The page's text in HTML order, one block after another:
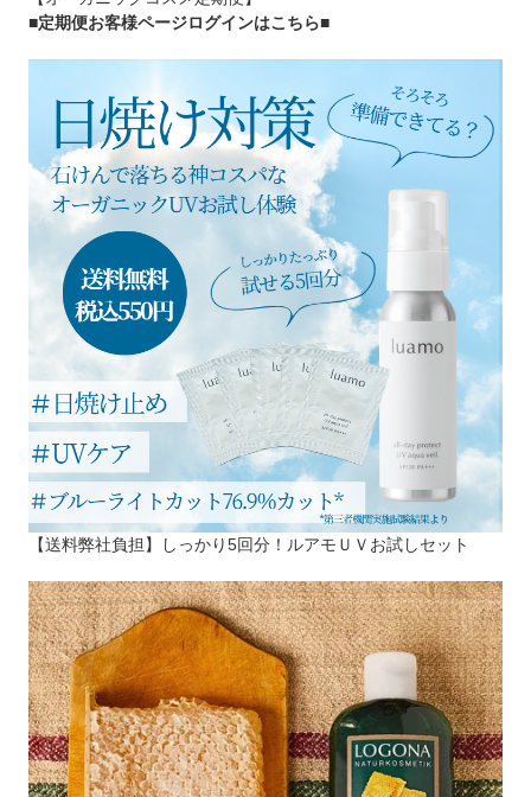
■定期便お客様ページログインはこちら■
【送料弊社負担】しっかり5回分！ルアモＵＶお試しセット